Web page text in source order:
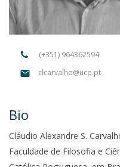
(+351) 964362594
clcarvalho@ucp.pt
Bio
Cláudio Alexandre S.
Faculdade de Filosofia e